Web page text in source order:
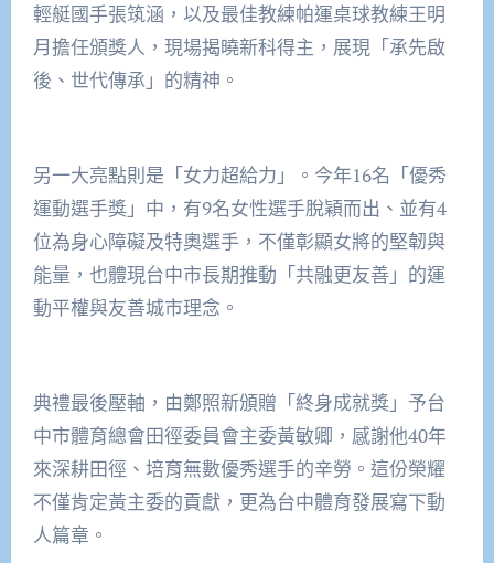
輕艇國手張筑涵，以及最佳教練帕運桌球教練王明
月擔任頒獎人，現場揭曉新科得主，展現「承先啟
後、世代傳承」的精神。
另一大亮點則是「女力超給力」。今年16名「優秀
運動選手獎」中，有9名女性選手脫穎而出、並有4
位為身心障礙及特奧選手，不僅彰顯女將的堅韌與
能量，也體現台中市長期推動「共融更友善」的運
動平權與友善城市理念。
典禮最後壓軸，由鄭照新頒贈「終身成就獎」予台
中市體育總會田徑委員會主委黃敏卿，感謝他40年
來深耕田徑、培育無數優秀選手的辛勞。這份榮耀
不僅肯定黃主委的貢獻，更為台中體育發展寫下動
人篇章。